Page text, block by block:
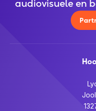
audiovisuele en